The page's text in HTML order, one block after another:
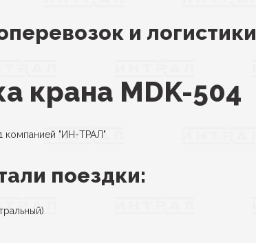
и логистики
крана MDK-504
компанией "ИН-ТРАЛ"
поездки: